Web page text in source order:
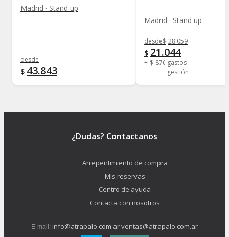
Madrid · Stand up
desde
$ 43.843
Madrid · Stand up
desde$ 28.059
$ 21.044
+ $ 876 gastos
gestión
¿Dudas? Contactanos
Arrepentimiento de compra
Mis reservas
Centro de ayuda
Contacta con nosotros
E-mail: info@atrapalo.com.arventas@atrapalo.com.ar